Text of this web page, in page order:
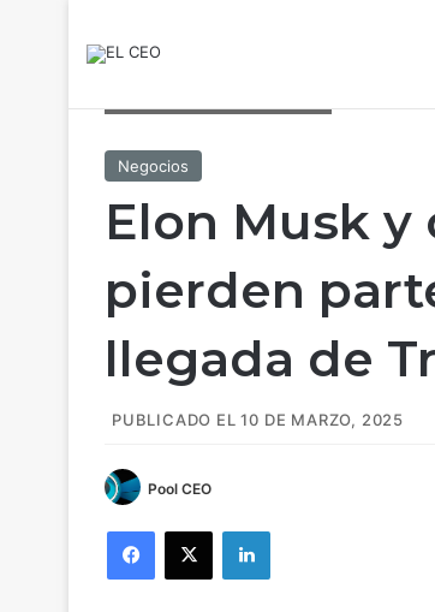
Negocios
Elon Musk
pierden
llegada de
PUBLICADO EL 10 DE MARZO, 2025
Pool CEO